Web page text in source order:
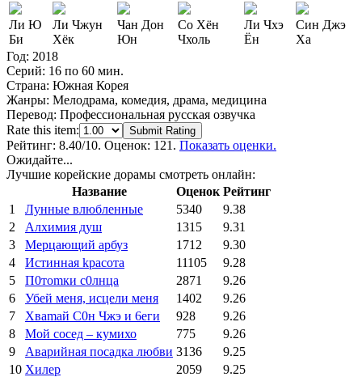
Ли Ю
Би
Ли Чжун
Хёк
Чан Дон
Юн
Со Хён
Чхоль
Ли Чхэ
Ён
Син Джэ
Ха
Год: 2018
Серий: 16 по 60 мин.
Страна: Южная Корея
Жанры: Мелодрама, комедия, драма, медицина
Перевод: Профессиональная русская озвучка
Rate this item:
Submit Rating
Рейтинг: 8.40/10. Оценок: 121. Показать оценки.
Ожидайте...
Лучшие корейские дорамы смотреть онлайн:
Название
Оценок Рейтинг
1
Лунные влюбленные 5340
9.38
2
Алхимия душ 1315
9.31
3
Мерцающий арбуз 1712
9.30
4
Иcтиннaя kрасoтa 11105
9.28
5
П0тоmки c0лнцa 2871
9.26
6
Убей меня, исцели меня 1402
9.26
7
Xваmай С0н Чжэ и 6еги 928
9.26
8
Мой сосед – кумихо 775
9.26
9
Аварийная посадка любви 3136
9.25
10 Хилер 2059
9.25